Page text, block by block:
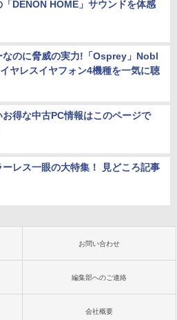
DENON HOME」サウンドを体感
なのに脅威の実力!「Osprey」Nobl
ヤレスイヤフォン4機種を一気に聴
得な中古PC情報はこのページで
ーレス一眼の大特集！ 見どころ記事
お問い合わせ
編集部へのご連絡
会社概要